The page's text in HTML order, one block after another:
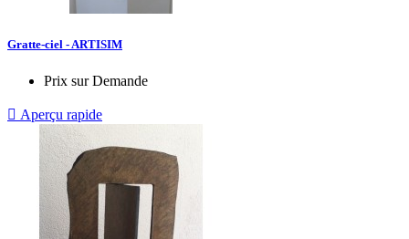
Gratte-ciel - ARTISIM
Prix sur Demande
 Aperçu rapide